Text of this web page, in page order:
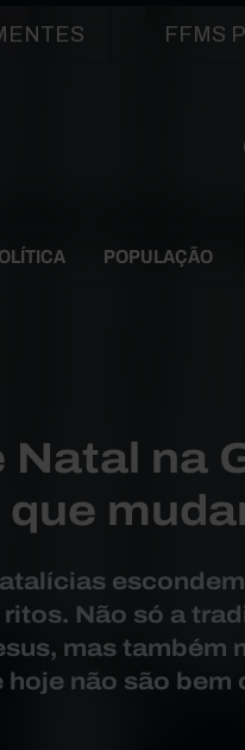
FFMS
POPULAÇÃO
Natal na
Não só a
mas também
hoje não são bem